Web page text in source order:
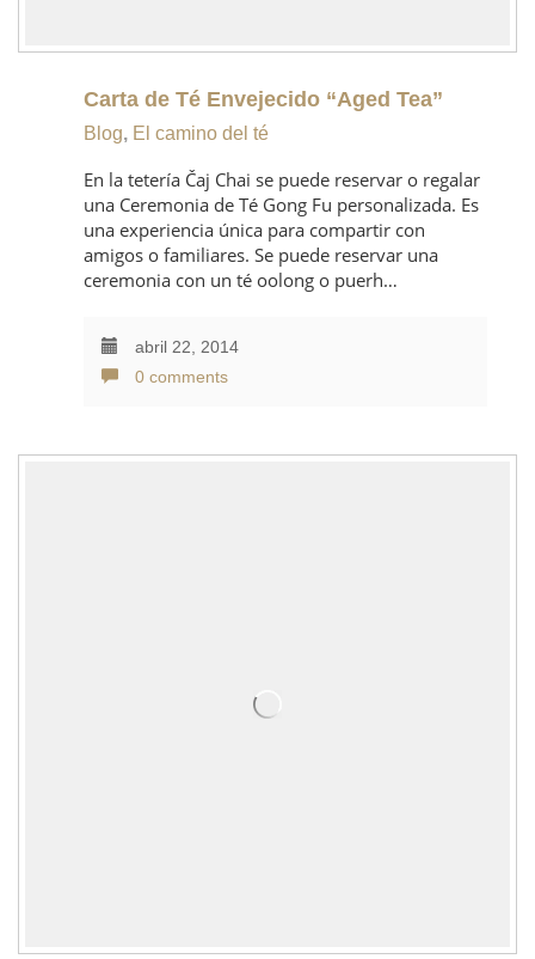
Carta de Té Envejecido “Aged Tea”
Blog, El camino del té
En la tetería Čaj Chai se puede reservar o regalar
una Ceremonia de Té Gong Fu personalizada. Es
una experiencia única para compartir con
amigos o familiares. Se puede reservar una
ceremonia con un té oolong o puerh…
abril 22, 2014
0 comments